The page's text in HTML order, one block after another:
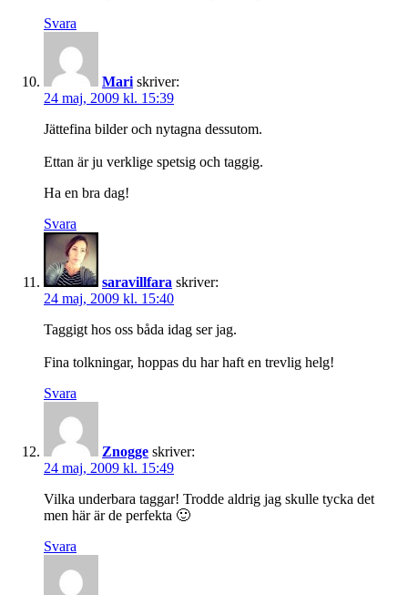
Svara
Mari skriver:
24 maj, 2009 kl. 15:39
Jättefina bilder och nytagna dessutom.
Ettan är ju verklige spetsig och taggig.
Ha en bra dag!
Svara
saravillfara skriver:
24 maj, 2009 kl. 15:40
Taggigt hos oss båda idag ser jag.
Fina tolkningar, hoppas du har haft en trevlig helg!
Svara
Znogge skriver:
24 maj, 2009 kl. 15:49
Vilka underbara taggar! Trodde aldrig jag skulle tycka det
men här är de perfekta 🙂
Svara